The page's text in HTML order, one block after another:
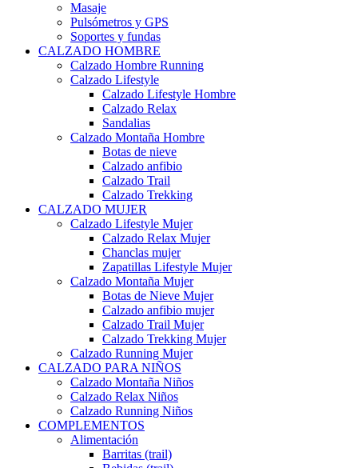
Masaje
Pulsómetros y GPS
Soportes y fundas
CALZADO HOMBRE
Calzado Hombre Running
Calzado Lifestyle
Calzado Lifestyle Hombre
Calzado Relax
Sandalias
Calzado Montaña Hombre
Botas de nieve
Calzado anfibio
Calzado Trail
Calzado Trekking
CALZADO MUJER
Calzado Lifestyle Mujer
Calzado Relax Mujer
Chanclas mujer
Zapatillas Lifestyle Mujer
Calzado Montaña Mujer
Botas de Nieve Mujer
Calzado anfibio mujer
Calzado Trail Mujer
Calzado Trekking Mujer
Calzado Running Mujer
CALZADO PARA NIÑOS
Calzado Montaña Niños
Calzado Relax Niños
Calzado Running Niños
COMPLEMENTOS
Alimentación
Barritas (trail)